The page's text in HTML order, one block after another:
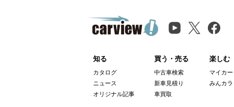
知る
カタログ
ニュース
オリジナル記事
買う・売る
中古車検索
新車見積り
車買取
楽しむ
マイカー
みんカラ